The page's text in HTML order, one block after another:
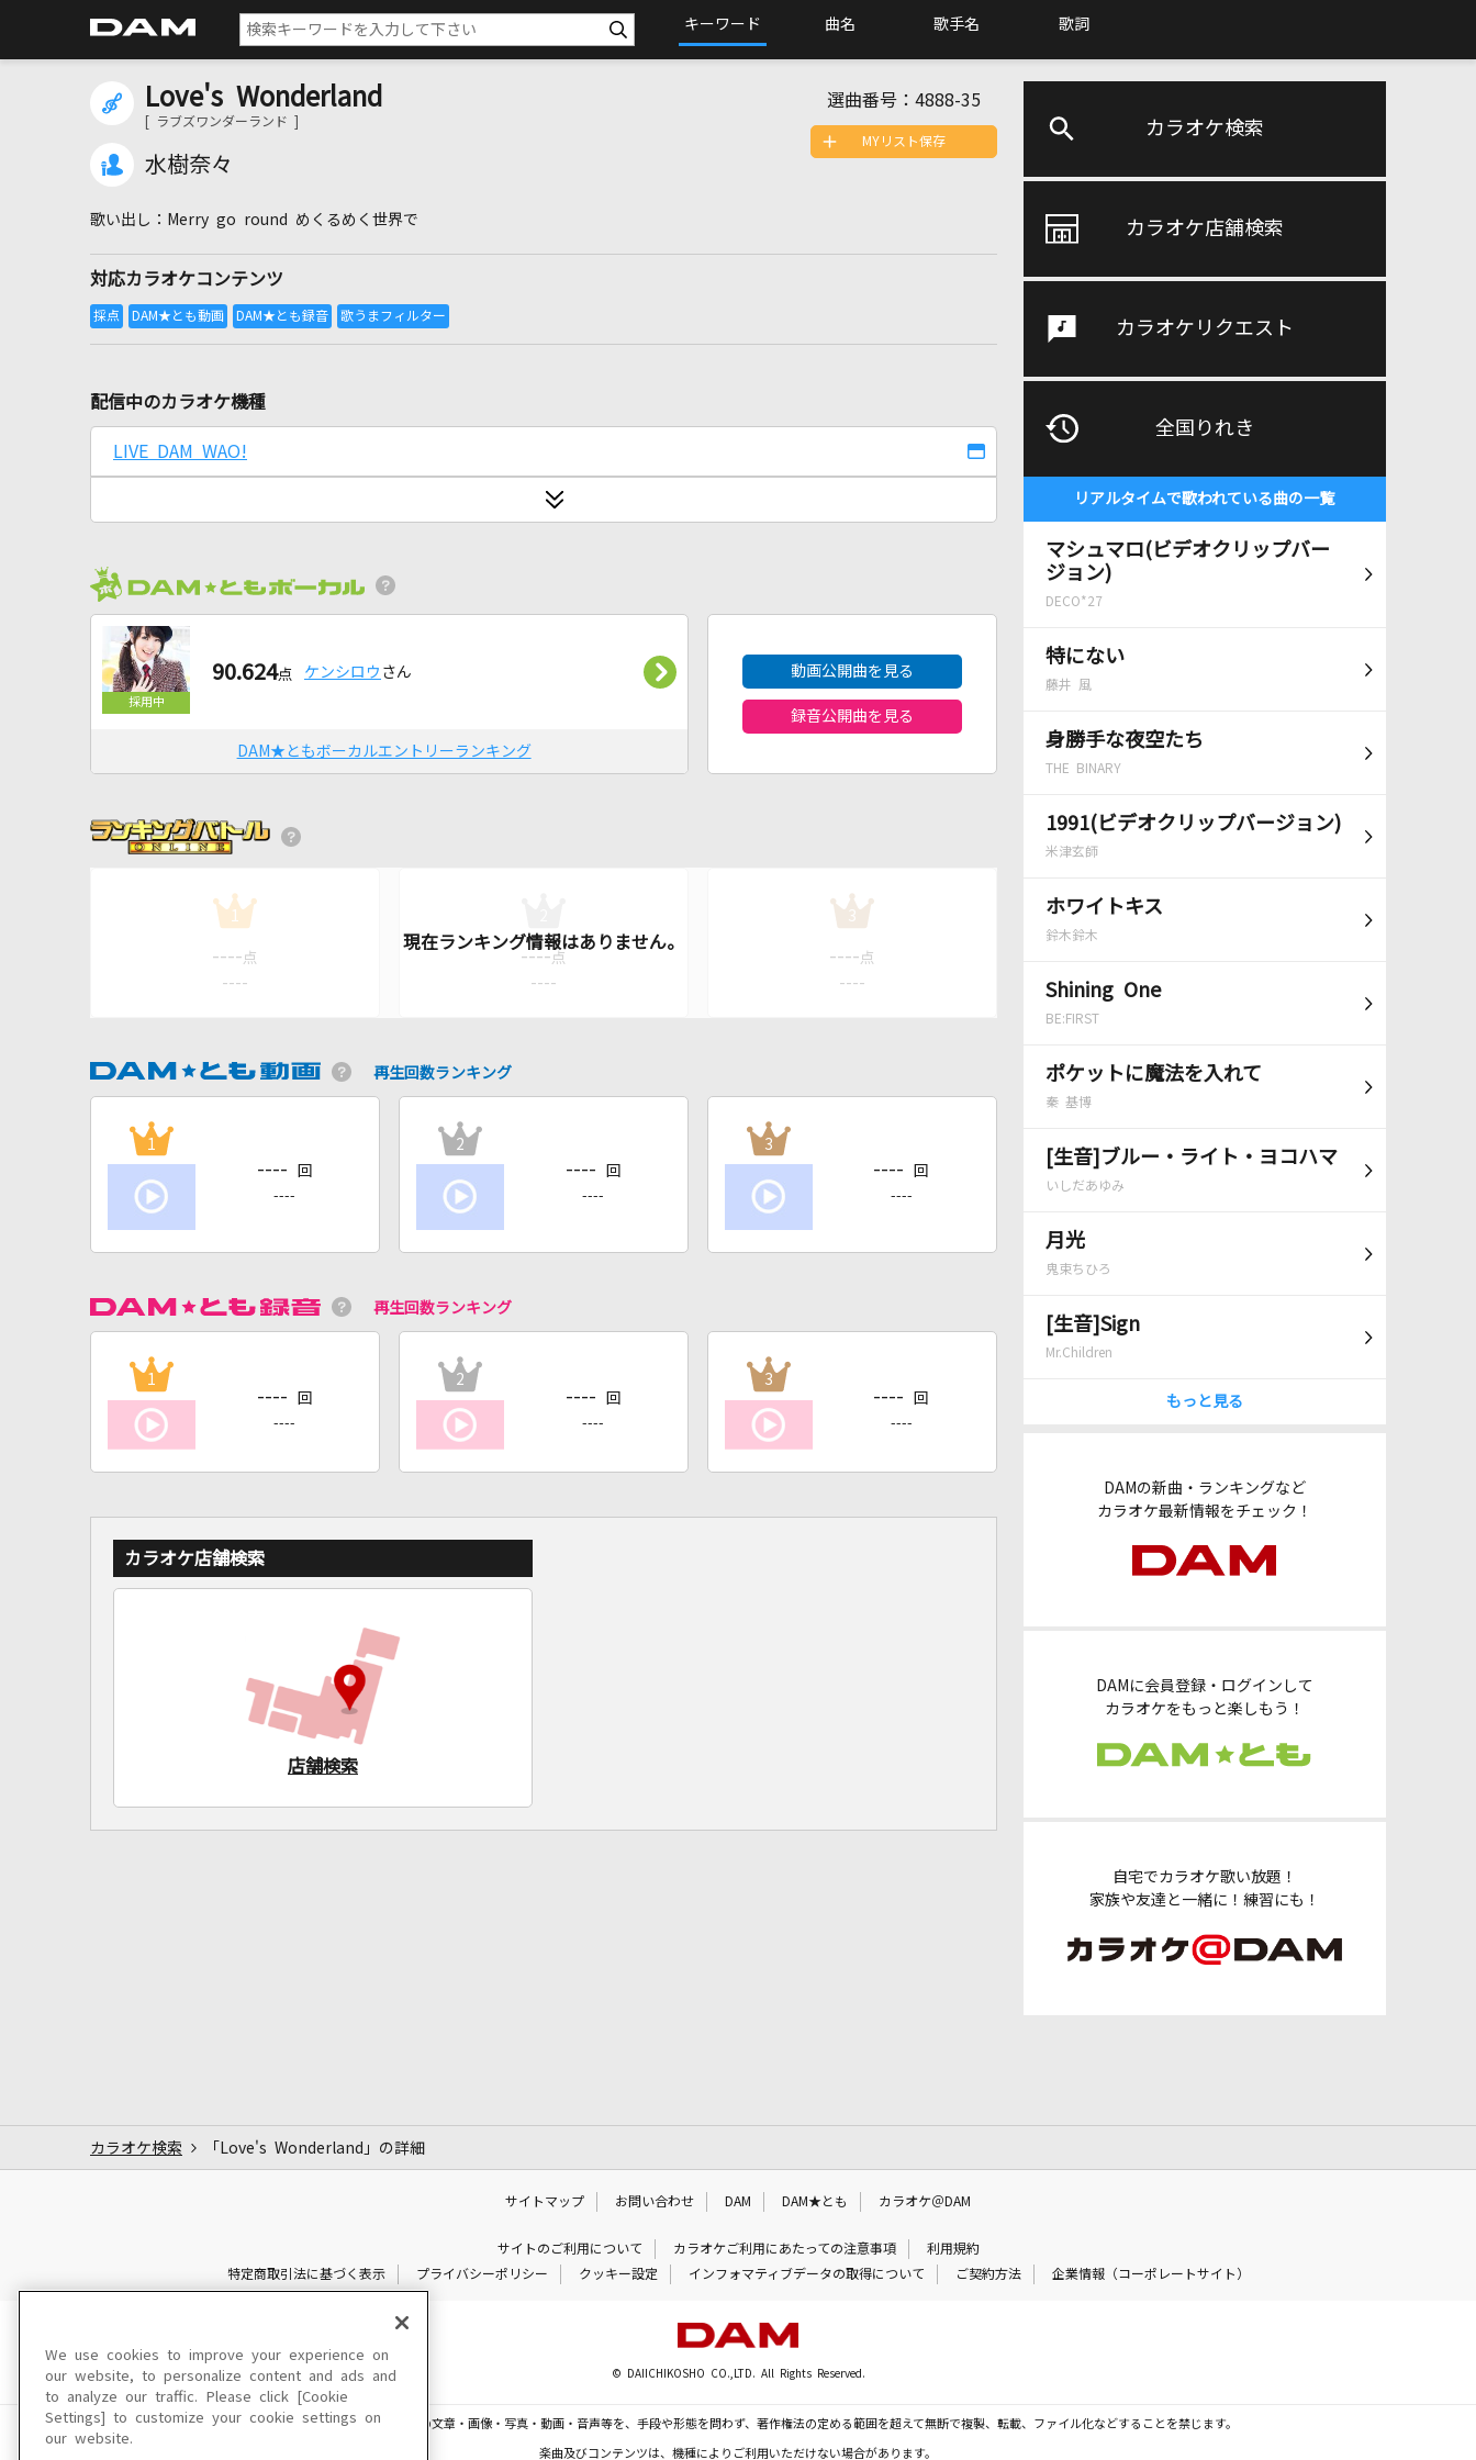
キーワード 曲名 歌手名 歌詞
カラオケ検索
カラオケ店舗検索
カラオケリクエスト
全国りれき
リアルタイムで歌われている曲の一覧
マシュマロ(ビデオクリップバー
ジョン)
DECO*27
特にない
藤井 風
身勝手な夜空たち
THE BINARY
1991(ビデオクリップバージョン)
米津玄師
ホワイトキス
鈴木鈴木
Shining One
BE:FIRST
ポケットに魔法を入れて
秦 基博
[生音]ブルー・ライト・ヨコハマ
いしだあゆみ
月光
鬼束ちひろ
[生音]Sign
Mr.Children
もっと見る
DAMの新曲・ランキングなど
カラオケ最新情報をチェック！
DAMに会員登録・ログインして
カラオケをもっと楽しもう！
自宅でカラオケ歌い放題！
家族や友達と一緒に！練習にも！
Love's Wonderland
[ ラブズワンダーランド ]
水樹奈々
選曲番号： 4888-35
Merry go round めくるめく世界で
対応カラオケコンテンツ
MYリスト保存
配信中のカラオケ機種
LIVE DAM WAO!
90.624点 ケンシロウ さん
DAM★ともボーカルエントリーランキング
動画公開曲を見る
録音公開曲を見る
1
---- 点
----
---- 点
----
3
---- 点
----
再生回数ランキング
1
---- 回
----
2
---- 回
----
3
---- 回
----
再生回数ランキング
1
---- 回
----
2
---- 回
----
3
---- 回
----
カラオケ店舗検索
店舗検索
カラオケ検索 「Love's Wonderland」の詳細
サイトマップ お問い合わせ DAM DAM★とも カラオケ＠DAM
サイトのご利用について カラオケご利用にあたっての注意事項
利用規約
特定商取引法に基づく表示
プライバシーポリシー クッキー設定 インフォマティブデータの取得について ご契約方法 企業情報（コーポレートサイト）
© DAIICHIKOSHO CO.,LTD. All Rights Reserved.
このサイトに掲載されている一切の文章・画像・写真・動画・音声等を、手段や形態を問わず、著作権法の定める範囲を超えて無断で複製、転載、ファイル化などすることを禁じます。
楽曲及びコンテンツは、機種によりご利用いただけない場合があります。
We use cookies to improve your experience on
our website, to personalize content and ads and
to analyze our traffic. Please click [Cookie
Settings] to customize your cookie settings on
our website.